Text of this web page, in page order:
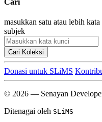
masukkan satu atau lebih
subjek
Cari Koleksi
Donasi untuk SLiMS
© 2026 — Senayan
Ditenagai oleh SLiMS